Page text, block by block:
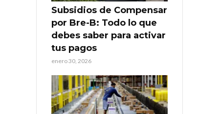
Subsidios de Compensar
por Bre-B: Todo lo que
debes saber para activar
tus pagos
enero 30, 2026